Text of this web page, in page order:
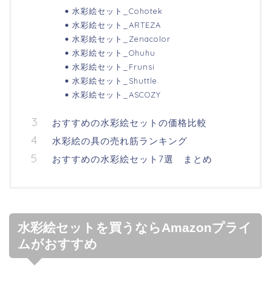
水彩絵セット_Cohotek
水彩絵セット_ARTEZA
水彩絵セット_Zenacolor
水彩絵セット_Ohuhu
水彩絵セット_Frunsi
水彩絵セット_Shuttle
水彩絵セット_ASCOZY
おすすめの水彩絵セットの価格比較
水彩絵の具の売れ筋ランキング
おすすめの水彩絵セット7選 まとめ
水彩絵セットを買うならAmazonプライ
ムがおすすめ